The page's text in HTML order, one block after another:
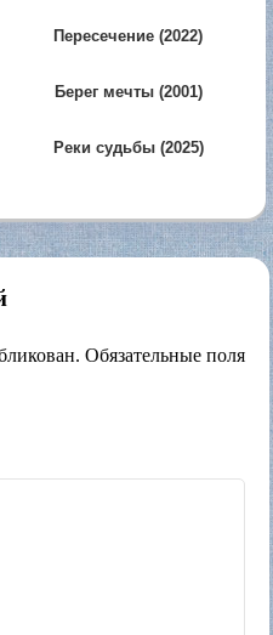
Пересечение (2022)
Берег мечты (2001)
Реки судьбы (2025)
Обязательные поля